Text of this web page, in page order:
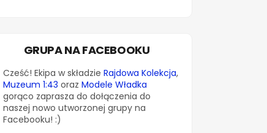
GRUPA NA FACEBOOKU
Cześć! Ekipa w składzie Rajdowa Kolekcja,
Muzeum 1:43 oraz Modele Władka
gorąco zaprasza do dołączenia do
naszej nowo utworzonej grupy na
Facebooku! :)